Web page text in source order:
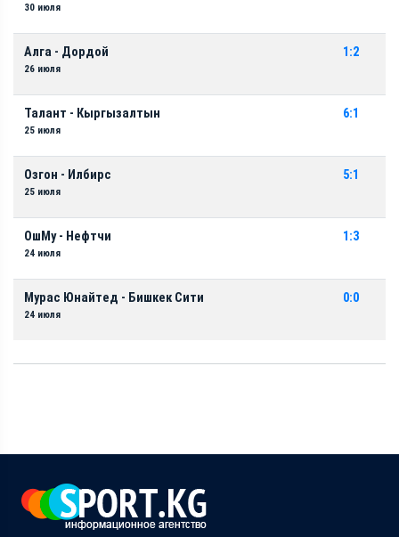
30 июля
Алга - Дордой
26 июля
1:2
Талант - Кыргызалтын
25 июля
6:1
Озгон - Илбирс
25 июля
5:1
ОшМу - Нефтчи
24 июля
1:3
Мурас Юнайтед - Бишкек Сити
24 июля
0:0